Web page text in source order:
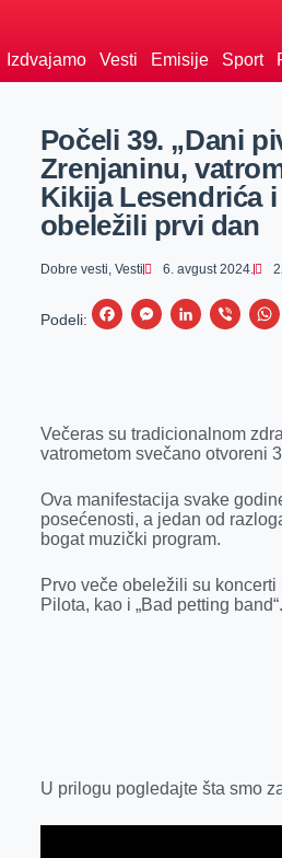
Izdvajamo Vesti Emisije Sport
Počeli 39. „Dani
Zrenjaninu,
Kikija Lesendrića i
obeležili prvi dan
Dobre vesti, Vesti 6. avgust 2024.
Podeli:
F
b
o
k
M
e
g
e
L
e
I
n
V
r
Večeras su tradicionalnom
vatrometom svečano otvoreni
Ova manifestacija svake
posećenosti, a jedan od
bogat muzički program.
Prvo veče obeležili su
Pilota, kao i „Bad petting band“.
U prilogu pogledajte šta smo